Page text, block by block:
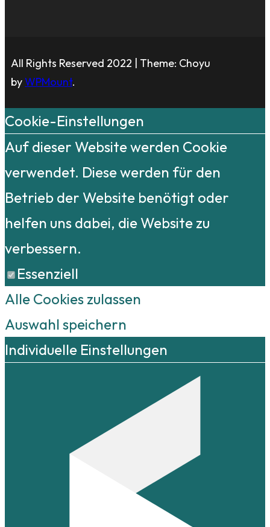
All Rights Reserved 2022 | Theme: Choyu
byWPMount.
Cookie-Einstellungen
Auf dieser Website werden Cookie
verwendet. Diese werden für den
Betrieb der Website benötigt oder
helfen uns dabei, die Website zu
verbessern.
Essenziell
Alle Cookies zulassen
Auswahl speichern
Individuelle Einstellungen